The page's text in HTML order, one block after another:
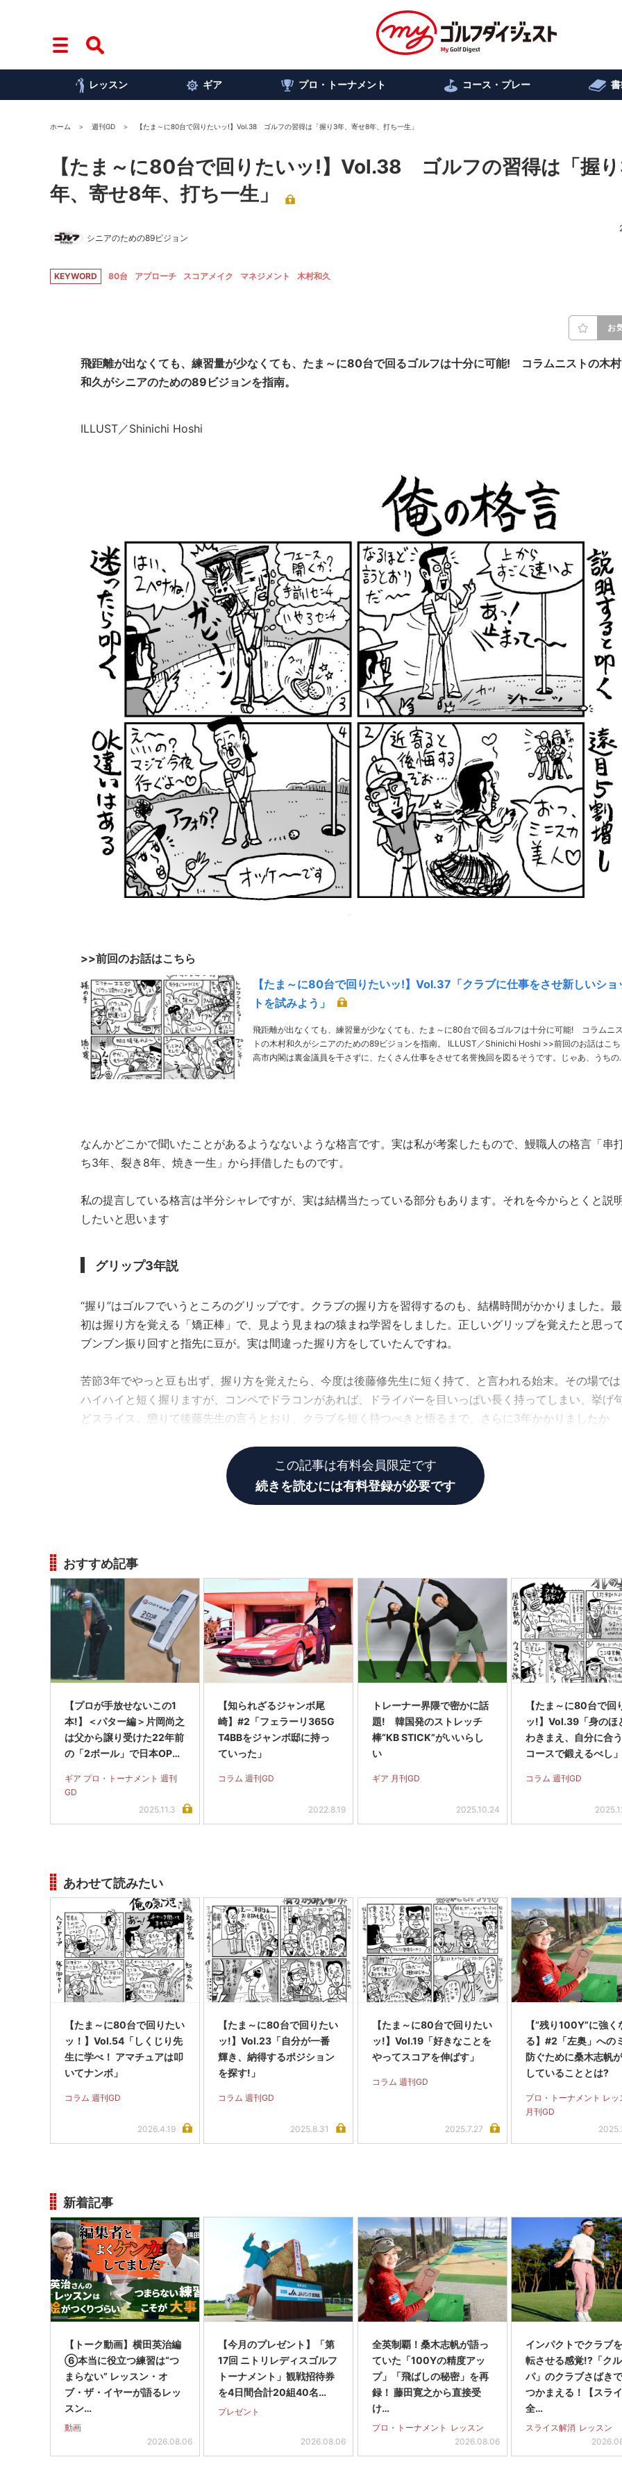
レッスン ギア プロ・トーナメント コース・プレー
ホーム 週刊GD 【たま～に80台で回りたいッ!】Vol.38 ゴルフの習得は「握り3年、寄せ8年、打ち一生」
【たま～に80台で回りたいッ!】Vol.38 ゴルフの習得は「握
年、寄せ8年、打ち一生」
シニアのための89ビジョン
KEYWORD 80台 アプローチ スコアメイク マネジメント 木村和久
お
飛距離が出なくても、練習量が少なくても、たま～に80台で回るゴルフは十分に可能! コラムニストの木村
和久がシニアのための89ビジョンを指南。
ILLUST／Shinichi Hoshi
>>前回のお話はこちら
【たま～に80台で回りたいッ!】Vol.37「クラブに仕事をさせ新しいショ
トを試みよう」
飛距離が出なくても、練習量が少なくても、たま～に80台で回るゴルフは十分に可能! コラムニ
トの木村和久がシニアのための89ビジョンを指南。 ILLUST／Shinichi Hoshi >>前回のお話はこちら
高市内閣は裏金議員を干さずに、たくさん仕事をさせて名誉挽回を図るそうです。じゃあ、うちの
なんかどこかで聞いたことがあるようなないような格言です。実は私が考案したもので、鰻職人の格言「串
ち3年、裂き8年、焼き一生」から拝借したものです。
私の提言している格言は半分シャレですが、実は結構当たっている部分もあります。それを今からとくと説
したいと思います
グリップ3年説
“握り”はゴルフでいうところのグリップです。クラブの握り方を習得するのも、結構時間がかかりました。最
初は握り方を覚える「矯正棒」で、見よう見まねの猿まね学習をしました。正しいグリップを覚えたと思っ
ブンブン振り回すと指先に豆が。実は間違った握り方をしていたんですね。
苦節3年でやっと豆も出ず、握り方を覚えたら、今度は後藤修先生に短く持て、と言われる始末。その場では
ハイハイと短く握りますが、コンペでドラコンがあれば、ドライバーを目いっぱい長く持ってしまい、挙げ
どスライス。懲りて後藤先生の言うとおり、クラブを短く持つべきと悟るまで、さらに3年かかりましたか
この記事は有料会員限定です
続きを読むには有料登録が必要です
おすすめ記事
【プロが手放せないこの1
本!】＜パター編＞片岡尚之
は父から譲り受けた22年前
の「2ボール」で日本OP制
ギア プロ・トーナメント 週刊
GD
2025.11.3
【知られざるジャンボ尾
崎】#2「フェラーリ365G
T4BBをジャンボ邸に持っ
ていった」
コラム 週刊GD
2022.8.19
トレーナー界隈で密かに話
題! 韓国発のストレッチ
棒“KB STICK”がいいらし
い
ギア 月刊GD
2025.10.24
【たま～に80台で回
ッ!】Vol.39「身のほ
わきまえ、自分に合
コースで鍛えるべし
コラム 週刊GD
あわせて読みたい
【たま～に80台で回りたい
ッ！】Vol.54「しくじり先
生に学べ！ アマチュアは叩
いてナンボ」
コラム 週刊GD
2026.4.19
【たま～に80台で回りたい
ッ!】Vol.23「自分が一番
輝き、納得するポジション
を探す!」
コラム 週刊GD
2025.8.31
【たま～に80台で回りたい
ッ!】Vol.19「好きなことを
やってスコアを伸ばす」
コラム 週刊GD
2025.7.27
【“残り100Y”に強く
る】#2「左奥」への
防ぐために桑木志帆
していることとは?
プロ・トーナメント レッ
月刊GD
新着記事
【トーク動画】横田英治編
⑥本当に役立つ練習は“つ
まらない” レッスン・オ
ブ・ザ・イヤーが語るレッ
スン…
動画
2026.08.06
【今月のプレゼント】「第
17回 ニトリレディスゴルフ
トーナメント」観戦招待券
を4日間合計20組40名…
プレゼント
2026.08.06
全英制覇！桑木志帆が語っ
ていた「100Yの精度アッ
プ」「飛ばしの秘密」を再
録！ 藤田寛之から直接受
け…
プロ・トーナメント レッスン
2026.08.06
インパクトでクラブ
転させる感覚!?「ク
パ」のクラブさばき
つかまえる！【スラ
全…
スライス解消 レッスン